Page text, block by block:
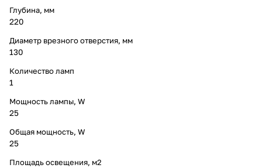
Глубина, мм
220
Диаметр врезного отверстия, мм
130
Количество ламп
1
Мощность лампы, W
25
Общая мощность, W
25
Площадь освещения, м2